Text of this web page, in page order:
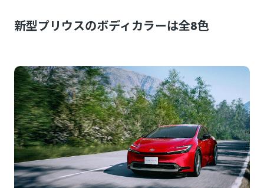
新型プリウスのボディカラーは全8色